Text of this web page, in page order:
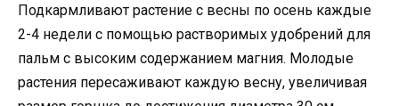
Подкармливают растение с весны по осень каждые
2-4 недели с помощью растворимых удобрений для
пальм с высоким содержанием магния. Молодые
растения пересаживают каждую весну, увеличивая